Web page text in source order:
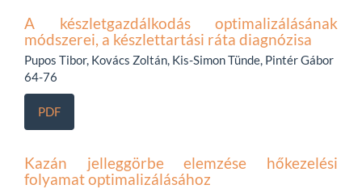
A készletgazdálkodás optimalizálásának
módszerei, a készlettartási ráta diagnózisa
Pupos Tibor, Kovács Zoltán, Kis-Simon Tünde, Pintér Gábor
64-76
PDF
Kazán jelleggörbe elemzése hőkezelési
folyamat optimalizálásához